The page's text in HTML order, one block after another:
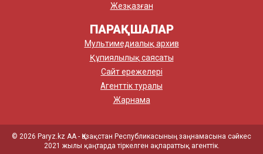
Жезқазған
ПАРАҚШАЛАР
Мультимедиалық архив
Құпиялылық саясаты
Сайт ережелері
Агенттік туралы
Жарнама
© 2026 Paryz.kz АА - Қазақстан Республикасының заңнамасына сәйкес
2021 жылы қаңтарда тіркелген ақпараттық агенттік.